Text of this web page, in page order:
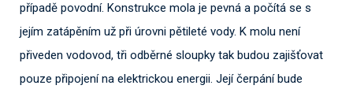
případě povodní. Konstrukce mola je pevná a počítá se s
jejím zatápěním už při úrovni pětileté vody. K molu není
přiveden vodovod, tři odběrné sloupky tak budou zajišťovat
pouze připojení na elektrickou energii. Její čerpání bude